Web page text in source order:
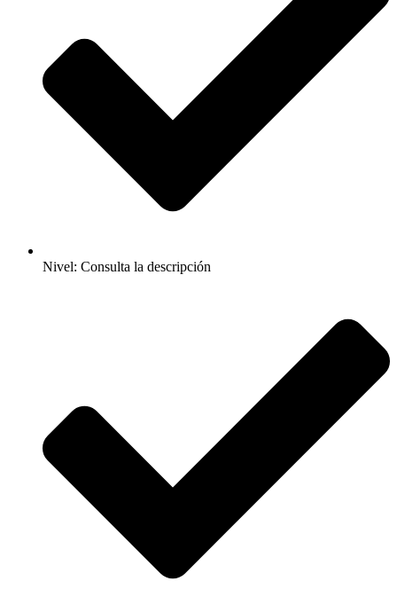
Nivel: Consulta la descripción